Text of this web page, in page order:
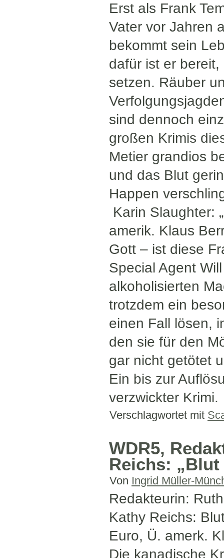
Erst als Frank
Vater vor Jahren
bekommt sein
dafür ist er
setzen. Räuber
sind dennoch
großen Krimis
Metier grandios
und das Blut
Happen
Karin Slaughter:
amerik. Klaus
Gott – ist diese
Special Agent
alkoholisierten
trotzdem ein
einen Fall lösen,
den sie für den
gar nicht getötet
Ein bis zur
verzwickter Krimi.
Verschlagwortet mit
WDR5,
Reichs:
Von Ingrid Müller-
Redakteurin:
Kathy Reichs:
Euro, Ü. amerk.
Die kanadische